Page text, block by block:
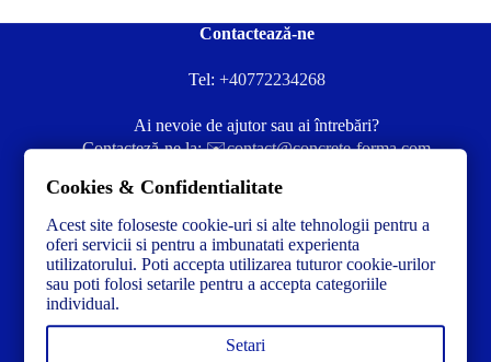
Contactează-ne
Tel: +40772234268
Ai nevoie de ajutor sau ai întrebări?
Contacteză-ne la:✉️contact@concrete-forma.com
Cookies & Confidentialitate
Acest site foloseste cookie-uri si alte tehnologii pentru a
oferi servicii si pentru a imbunatati experienta
utilizatorului. Poti accepta utilizarea tuturor cookie-urilor
sau poti folosi setarile pentru a accepta categoriile
individual.
Setari